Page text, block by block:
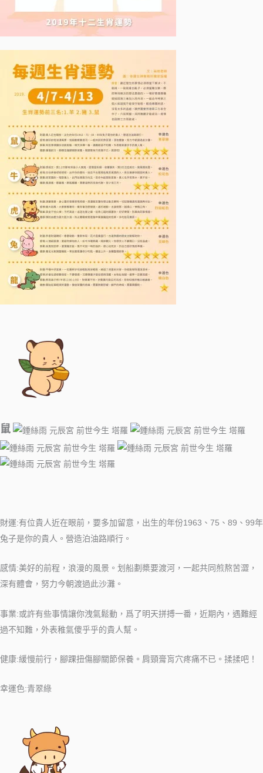
鼠
財運:有位貴人近在眼前，要多加留意，出生的年份1963、75、89、99年
兔子是你的貴人。營造泊油路順行。
感情:美好的前程，浪漫的風景。划船劃槳要渡河，一起共同煎熬苦澀，
深有體會，努力今朝渡過此沙灘。
事業:或許有些事情讓你洩氣鬆動，爲了明天拼搏一番，近期內，遇難經
過不知難，外表稚氣傻乎乎的貴人幫。
健康:緩慢前行，腳踝扭傷腳關節保養。肩頸膏肓穴疼痛不已。揉揉吧！
幸運色:青翠綠